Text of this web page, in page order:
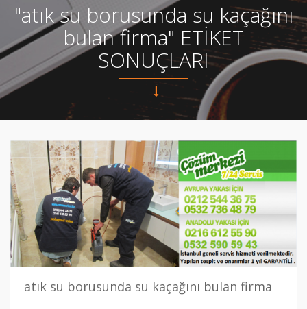
"atık su borusunda su kaçağını
bulan firma" ETİKET
SONUÇLARI
atık su borusunda su kaçağını bulan firma